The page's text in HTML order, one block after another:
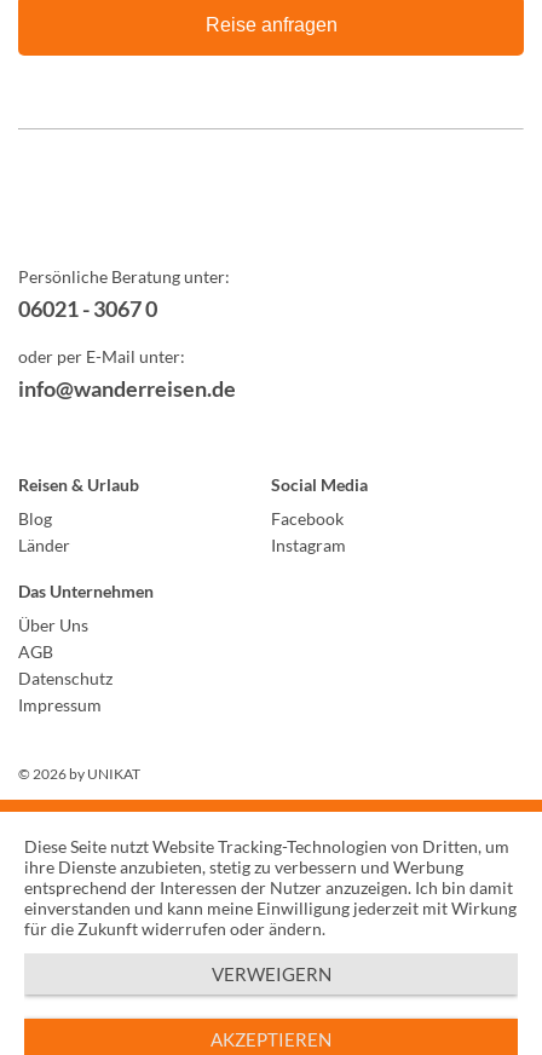
Reise anfragen
Persönliche Beratung unter:
06021 - 3067 0
oder per E-Mail unter:
info@wanderreisen.de
Reisen & Urlaub
Blog
Länder
Social Media
Facebook
Instagram
Das Unternehmen
Über Uns
AGB
Datenschutz
Impressum
© 2026 by UNIKAT
Diese Seite nutzt Website Tracking-Technologien von Dritten, um
ihre Dienste anzubieten, stetig zu verbessern und Werbung
entsprechend der Interessen der Nutzer anzuzeigen. Ich bin damit
einverstanden und kann meine Einwilligung jederzeit mit Wirkung
für die Zukunft widerrufen oder ändern.
VERWEIGERN
AKZEPTIEREN